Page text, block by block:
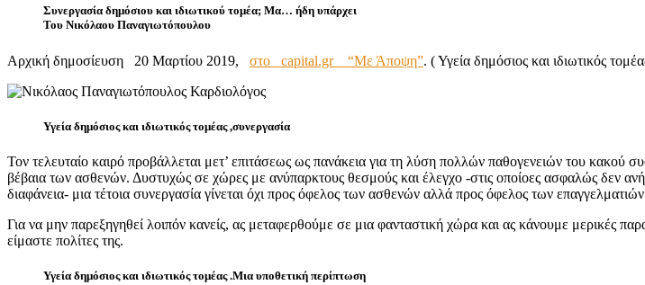
Συνεργασία δημόσιου και ιδιωτικού τομέα; Μα… ήδη υπάρχει
Του Νικόλαου Παναγιωτόπουλου
Αρχική δημοσίευση 20 Μαρτίου 2019, στο capital.gr “Με Άποψη”. ( Υγεία δημόσιος και ιδιωτικός
Υγεία δημόσιος και ιδιωτικός τομέας ,συνεργασία
Τον τελευταίο καιρό προβάλλεται μετ’ επιτάσεως ως πανάκεια για τη λύση πολλών παθογενειών του κακού
βέβαια των ασθενών. Δυστυχώς σε χώρες με ανύπαρκτους θεσμούς και έλεγχο -στις οποίοες ασφαλώς δεν
διαφάνεια- μια τέτοια συνεργασία γίνεται όχι προς όφελος των ασθενών αλλά προς όφελος των
Για να μην παρεξηγηθεί λοιπόν κανείς, ας μεταφερθούμε σε μια φανταστική χώρα και ας κάνουμε μερικές
είμαστε πολίτες της.
Υγεία δημόσιος και ιδιωτικός τομέας .Μια υποθετική περίπτωση